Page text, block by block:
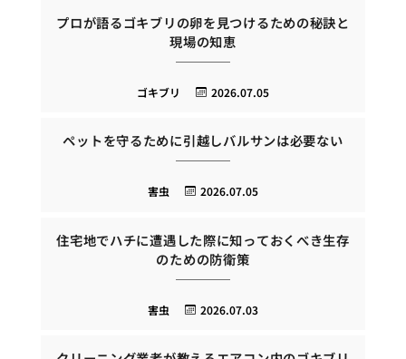
プロが語るゴキブリの卵を見つけるための秘訣と
現場の知恵
2026.07.05
ゴキブリ
ペットを守るために引越しバルサンは必要ない
2026.07.05
害虫
住宅地でハチに遭遇した際に知っておくべき生存
のための防衛策
2026.07.03
害虫